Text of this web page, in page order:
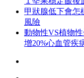
甲狀腺低下會怎
風險
動物性VS植物
增20%心血管疾